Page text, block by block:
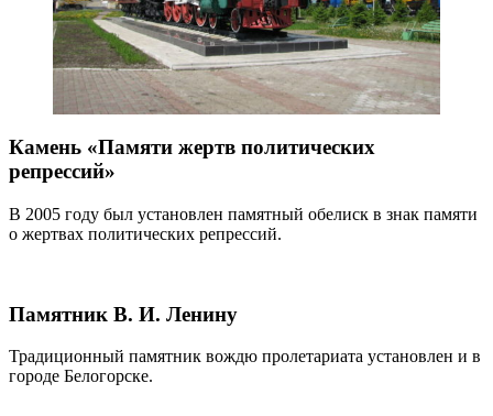
Камень «Памяти жертв политических
репрессий»
В 2005 году был установлен памятный обелиск в знак памяти
о жертвах политических репрессий.
Памятник В. И. Ленину
Традиционный памятник вождю пролетариата установлен и в
городе Белогорске.